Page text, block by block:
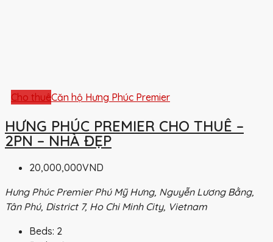
Cho thuêCăn hộ Hưng Phúc Premier
HƯNG PHÚC PREMIER CHO THUÊ –
2PN – NHÀ ĐẸP
20,000,000VND
Hưng Phúc Premier Phú Mỹ Hưng, Nguyễn Lương Bằng,
Tân Phú, District 7, Ho Chi Minh City, Vietnam
Beds: 2